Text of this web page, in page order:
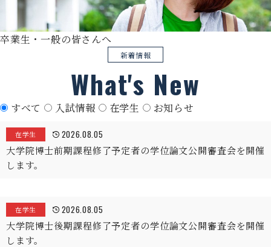
卒業生・一般の皆さんへ
新着情報
What's New
すべて 入試情報 在学生 お知らせ
在学生 2026.08.05
大学院博士前期課程修了予定者の学位論文公開審査会を開催
します。
在学生 2026.08.05
大学院博士後期課程修了予定者の学位論文公開審査会を開催
します。